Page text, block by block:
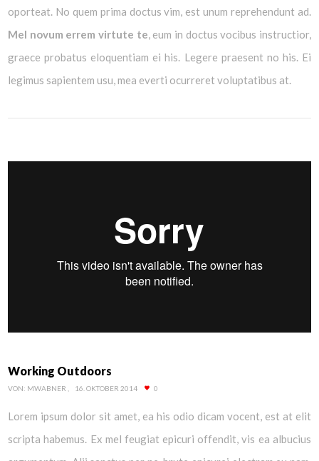
oporteat. No quem prima doctus vim, est unum reprehendunt ad.
Mel novum errem virtute te, eum in doctus vocibus instructior,
graece probatus eloquentiam ei his. Legere praesent no his. Ei
legimus sapientem usu, mea everti ocurreret voluptatibus at.
Working Outdoors
VON: MWABNER 16. OKTOBER 2014 0
Lorem ipsum dolor sit amet, ea his odio dicam vocent, est at elit
scripta habemus. Ex mel feugiat epicuri offendit, vis ea albucius